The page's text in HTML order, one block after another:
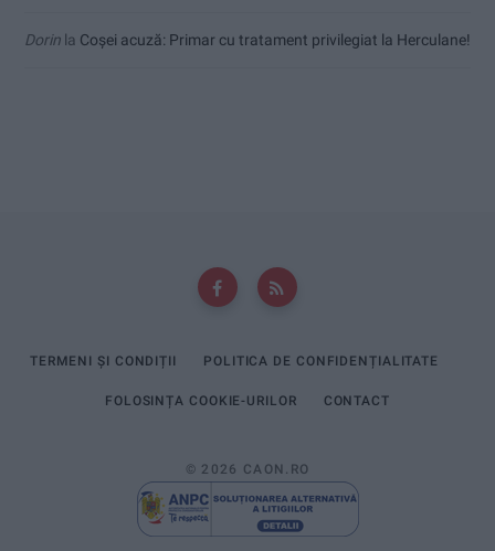
Dorin la Coșei acuză: Primar cu tratament privilegiat la Herculane!
TERMENI ȘI CONDIȚII POLITICA DE CONFIDENȚIALITATE
FOLOSINȚA COOKIE-URILOR CONTACT
© 2026 CAON.RO